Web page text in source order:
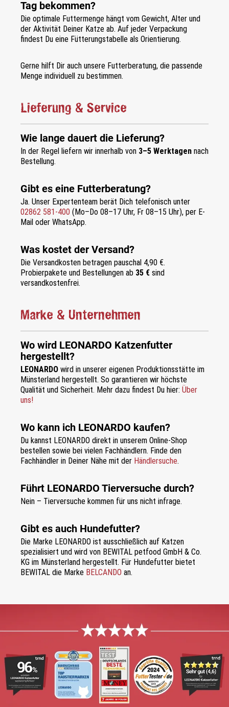
Tag bekommen?
Die optimale Futtermenge hängt vom Gewicht, Alter und
der Aktivität Deiner Katze ab. Auf jeder Verpackung
findest Du eine Fütterungstabelle als Orientierung.
Gerne hilft Dir auch unsere Futterberatung, die passende
Menge individuell zu bestimmen.
Lieferung & Service
Wie lange dauert die Lieferung?
In der Regel liefern wir innerhalb von 3–5 Werktagen nach
Bestellung.
Gibt es eine Futterberatung?
Ja. Unser Expertenteam berät Dich telefonisch unter
02862 581-400 (Mo–Do 08–17 Uhr, Fr 08–15 Uhr), per E-
Mail oder WhatsApp.
Was kostet der Versand?
Die Versandkosten betragen pauschal 4,90 €.
Probierpakete und Bestellungen ab 35 € sind
versandkostenfrei.
Marke & Unternehmen
Wo wird LEONARDO Katzenfutter
hergestellt?
LEONARDO wird in unserer eigenen Produktionsstätte im
Münsterland hergestellt. So garantieren wir höchste
Qualität und Sicherheit. Mehr dazu findest Du hier: Über
uns!
Wo kann ich LEONARDO kaufen?
Du kannst LEONARDO direkt in unserem Online-Shop
bestellen sowie bei vielen Fachhändlern. Finde den
Fachhändler in Deiner Nähe mit der Händlersuche.
Führt LEONARDO Tierversuche durch?
Nein – Tierversuche kommen für uns nicht infrage.
Gibt es auch Hundefutter?
Die Marke LEONARDO ist ausschließlich auf Katzen
spezialisiert und wird von BEWITAL petfood GmbH & Co.
KG im Münsterland hergestellt. Für Hundefutter bietet
BEWITAL die Marke BELCANDO an.